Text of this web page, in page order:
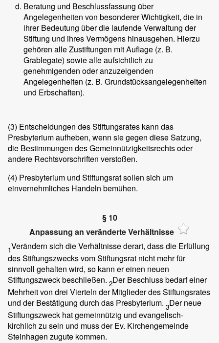
Beratung und Beschlussfassung über
Angelegenheiten von besonderer Wichtigkeit, die in
ihrer Bedeutung über die laufende Verwaltung der
Stiftung und ihres Vermögens hinausgehen. Hierzu
gehören alle Zustiftungen mit Auflage (z. B.
Grablegate) sowie alle aufsichtlich zu
genehmigenden oder anzuzeigenden
Angelegenheiten (z. B. Grundstücksangelegenheiten
und Erbschaften).
(3) Entscheidungen des Stiftungsrates kann das
Presbyterium aufheben, wenn sie gegen diese Satzung,
die Bestimmungen des Gemeinnützigkeitsrechts oder
andere Rechtsvorschriften verstoßen.
(4) Presbyterium und Stiftungsrat sollen sich um
einvernehmliches Handeln bemühen.
§ 10
Anpassung an veränderte Verhältnisse
1Verändern sich die Verhältnisse derart, dass die Erfüllung
des Stiftungszwecks vom Stiftungsrat nicht mehr für
sinnvoll gehalten wird, so kann er einen neuen
Stiftungszweck beschließen. 2Der Beschluss bedarf einer
Mehrheit von drei Vierteln der Mitglieder des Stiftungsrates
und der Bestätigung durch das Presbyterium. 3Der neue
Stiftungszweck hat gemeinnützig und evangelisch-
kirchlich zu sein und muss der Ev. Kirchengemeinde
Steinhagen zugute kommen.